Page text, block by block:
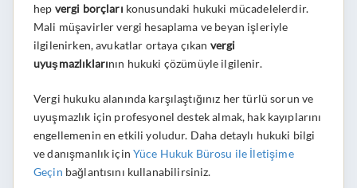
hep vergi borçları konusundaki hukuki mücadelelerdir.
Mali müşavirler vergi hesaplama ve beyan işleriyle
ilgilenirken, avukatlar ortaya çıkan vergi
uyuşmazlıklarının hukuki çözümüyle ilgilenir.
Vergi hukuku alanında karşılaştığınız her türlü sorun ve
uyuşmazlık için profesyonel destek almak, hak kayıplarını
engellemenin en etkili yoludur. Daha detaylı hukuki bilgi
ve danışmanlık içinYüce Hukuk Bürosu ile İletişime
Geçin bağlantısını kullanabilirsiniz.